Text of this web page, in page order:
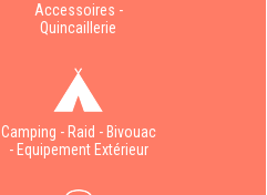
Accessoires -
Quincaillerie
Camping - Raid - Bivouac
- Equipement Extérieur